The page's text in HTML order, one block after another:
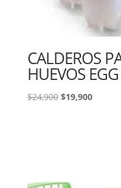
CALDEROS
HUEVOS
$24,900 El
$19,900El